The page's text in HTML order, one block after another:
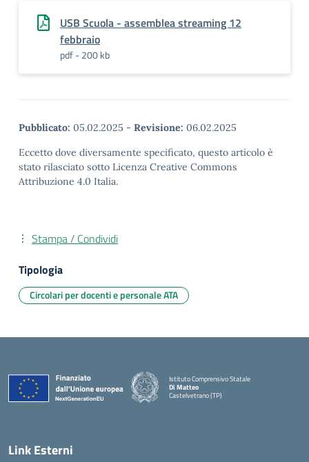
USB Scuola - assemblea streaming 12
febbraio
pdf - 200 kb
Pubblicato: 05.02.2025 - Revisione: 06.02.2025
Eccetto dove diversamente specificato, questo articolo è
stato rilasciato sotto Licenza Creative Commons
Attribuzione 4.0 Italia.
Stampa / Condividi
Tipologia
Circolari per docenti e personale ATA
Istituto Comprensivo Statale
Di Matteo
Castelvetrano (TP)
Link Esterni